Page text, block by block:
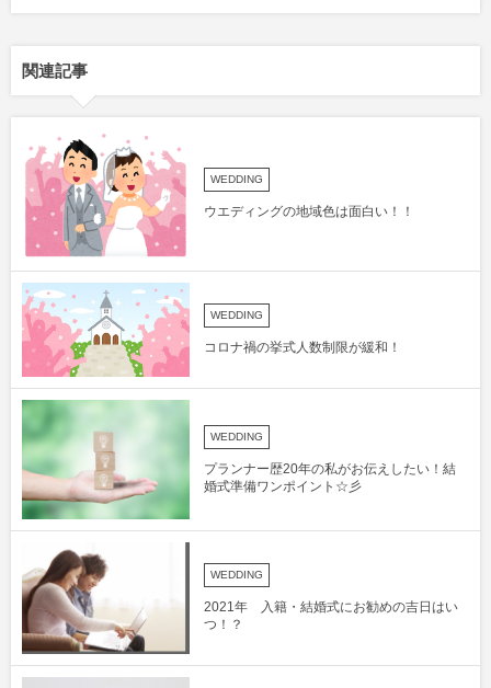
関連記事
WEDDING
ウエディングの地域色は面白い！！
WEDDING
コロナ禍の挙式人数制限が緩和！
WEDDING
プランナー歴20年の私がお伝えしたい！結
婚式準備ワンポイント☆彡
WEDDING
2021年 入籍・結婚式にお勧めの吉日はい
つ！？